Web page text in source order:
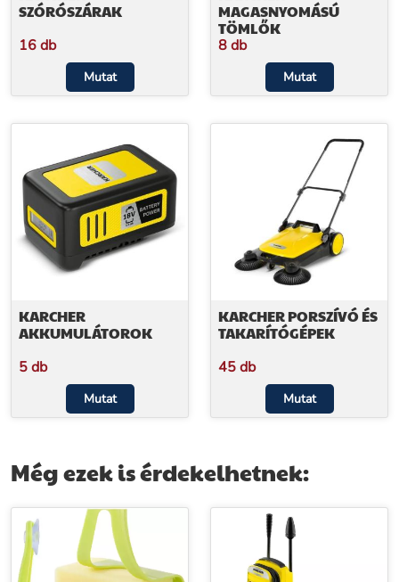
SZÓRÓSZÁRAK
16 db
Mutat
MAGASNYOMÁSÚ
TÖMLŐK
8 db
Mutat
KARCHER
AKKUMULÁTOROK
5 db
Mutat
KARCHER PORSZÍVÓ ÉS
TAKARÍTÓGÉPEK
45 db
Mutat
Még ezek is érdekelhetnek: